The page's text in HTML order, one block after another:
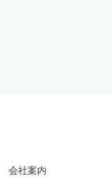
会社案内